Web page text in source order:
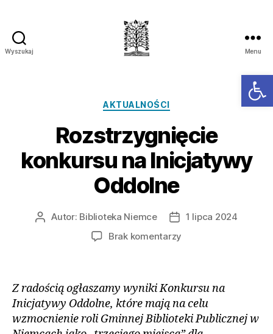
Wyszukaj Menu
AKTUALNOŚCI
Rozstrzygnięcie
konkursu na Inicjatywy
Oddolne
Autor: Biblioteka Niemce
1 lipca 2024
Brak komentarzy
Z radością ogłaszamy wyniki Konkursu na
Inicjatywy Oddolne, które mają na celu
wzmocnienie roli Gminnej Biblioteki Publicznej w